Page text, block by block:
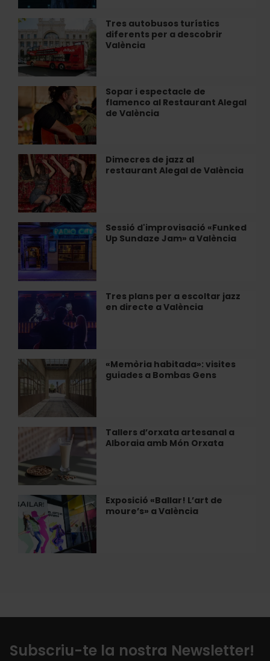
et
pots
perdre
esta
primavera
a
Tres autobusos turístics
diferents per a descobrir
València
Tres
autobusos
turístics
diferents
per
a
descobrir
València
Sopar i espectacle de
flamenco al Restaurant Alegal
de València
i
espectacle
de
flamenco
al
Restaurant
Alegal
de
València
Dimecres de jazz al
restaurant Alegal de València
Dimecres
de
jazz
al
restaurant
Alegal
de
València
Sessió d'improvisació «Funked
Up Sundaze Jam» a València
Sessió
d'improvisació
«Funked
Up
Sundaze
Jam»
València
Tres plans per a escoltar jazz
en directe a València
Tres
plans
per
a
escoltar
jazz
directe
València
«Memòria habitada»: visites
guiades a Bombas Gens
«Memòria
habitada»:
visites
guiades
a
Bombas
Tallers d’orxata artesanal a
Alboraia amb Món Orxata
Tallers
artesanal
a
Alboraia
amb
Món
Orxata
Exposició «Ballar! L’art de
moure’s» a València
Exposició
«Ballar!
L’art
moure’s»
Subscriu-te la nostra Newsletter!